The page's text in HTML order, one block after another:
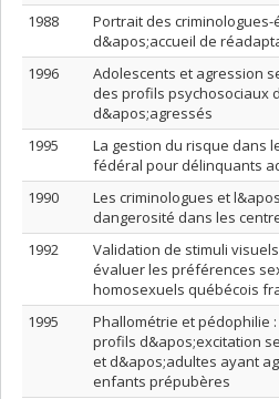
1988
Portrait des
d&apos;accueil de
1996
Adolescents et agression
des profils psychosociaux
d&apos;agressés
1995
La gestion du risque dans
fédéral pour délinquants
1990
Les criminologues et
dangerosité dans les
1992
Validation de stimuli
évaluer les préférences
homosexuels québécois
1995
Phallométrie et pédophilie
profils d&apos;excitation
et d&apos;adultes ayant
enfants prépubères